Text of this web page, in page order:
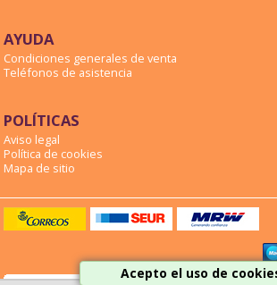
AYUDA
Condiciones generales de venta
Teléfonos de asistencia
POLÍTICAS
Aviso legal
Política de cookies
Mapa de sitio
Acepto el uso de